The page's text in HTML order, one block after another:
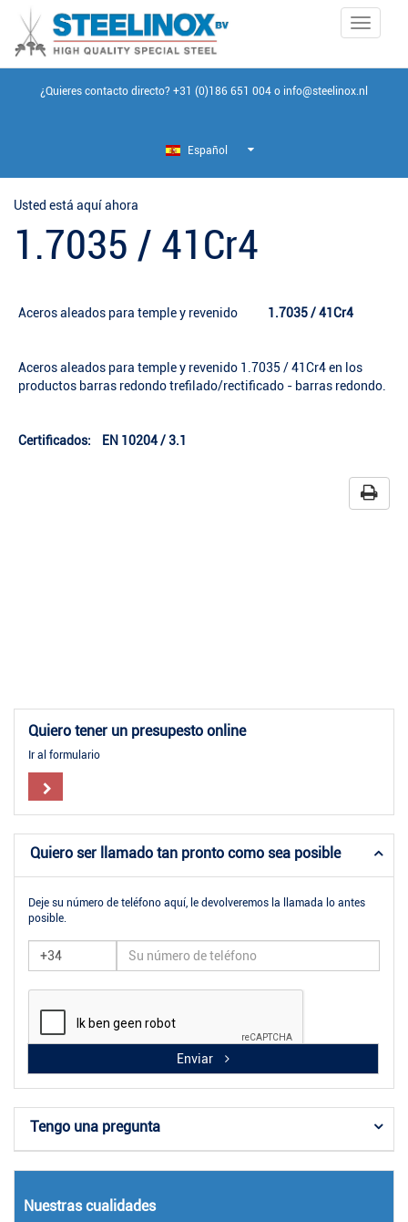
Toggle
¿Quieres contacto directo? +31 (0)186 651 004 o info@steelinox.nl
Español
Usted está aquí ahora
1.7035 / 41Cr4
Aceros aleados para temple y revenido 1.7035 / 41Cr4
Aceros aleados para temple y revenido 1.7035 / 41Cr4 en los
productos barras redondo trefilado/rectificado - barras redondo.
Certificados: EN 10204 / 3.1
Quiero tener un presupesto online
Ir al formulario
Quiero ser llamado tan pronto como sea posible
Deje su número de teléfono aquí, le devolveremos la llamada lo antes
posible.
Enviar
Tengo una pregunta
Nuestras cualidades